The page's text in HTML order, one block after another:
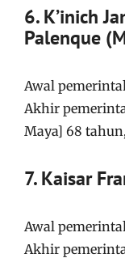
6. Kʼinich
Palenque
Awal
Akhir
Maya] 68
7. Kaisar
Awal
Akhir